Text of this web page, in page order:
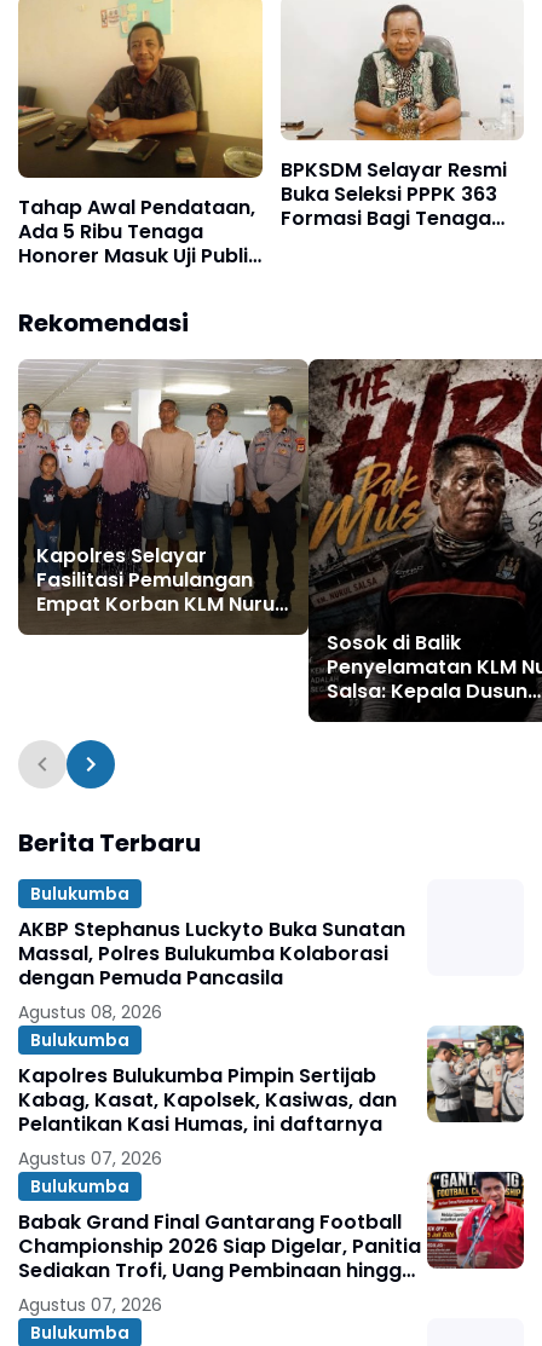
Tahap Awal Pendataan,
Ada 5 Ribu Tenaga
Honorer Masuk Uji Publik
BPKSDM Selayar Resmi
Buka Seleksi PPPK 363
Formasi Bagi Tenaga
Rekomendasi
Kapolres Selayar
Fasilitasi Pemulangan
Empat Korban KLM Nurul
Salsa ke Pulau Jampea
Sosok di Balik
Penyelamatan KLM
Salsa: Kepala Dusun
Tanamalala Mustaju
Berita Terbaru
Bulukumba
AKBP Stephanus Luckyto Buka Sunatan
Massal, Polres Bulukumba Kolaborasi
dengan Pemuda Pancasila
Agustus 08, 2026
Bulukumba
Kapolres Bulukumba Pimpin Sertijab
Kabag, Kasat, Kapolsek, Kasiwas, dan
Pelantikan Kasi Humas, ini daftarnya
Agustus 07, 2026
Bulukumba
Babak Grand Final Gantarang Football
Championship 2026 Siap Digelar, Panitia
Sediakan Trofi, Uang Pembinaan hingga
Penghargaan Individu
Agustus 07, 2026
Bulukumba